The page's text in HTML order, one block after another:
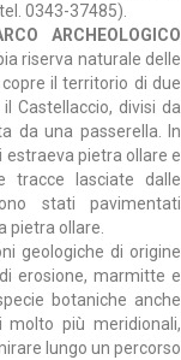
0343-37485).
ARCHEOLOGICO
riserva naturale delle
il territorio di due
Castellaccio, divisi da
da una passerella. In
estraeva pietra ollare e
tracce lasciate dalle
stati pavimentati
pietra ollare.
geologiche di origine
erosione, marmitte e
botaniche anche
più meridionali,
lungo un percorso